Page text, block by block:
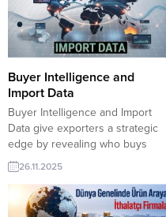
Buyer Intelligence and
Import Data
Buyer Intelligence and Import
Data give exporters a strategic
edge by revealing who buys
what, in which quantities, and at
what frequency across global
markets. On TurkishExporter’s
Import Export Trade Leads
26.11.2025